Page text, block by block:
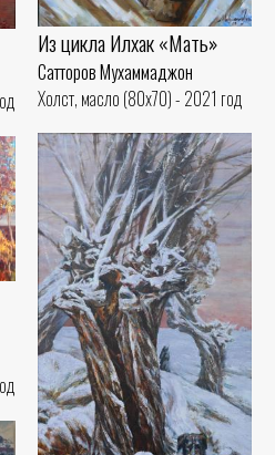
Из цикла Илхак «Мать»
Сатторов Мухаммаджон
Холст, масло (80x70) - 2021 год